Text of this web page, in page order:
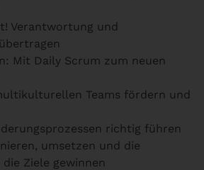
Verantwortung und
Mit Daily Scrum zum neuen
Teams fördern und
richtig führen
umsetzen und die
Ziele gewinnen